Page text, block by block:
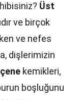
Üst
ve birçok
ve nefes
dişlerimizin
kemikleri,
boşluğunu